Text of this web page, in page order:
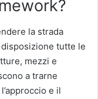
la strada
disposizione tutte le
mezzi e
a trarne
e il